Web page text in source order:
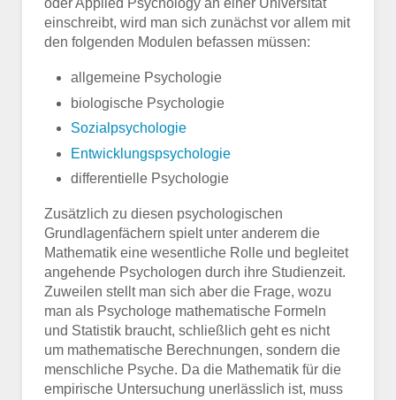
oder Applied Psychology an einer Universität
einschreibt, wird man sich zunächst vor allem mit
den folgenden Modulen befassen müssen:
allgemeine Psychologie
biologische Psychologie
Sozialpsychologie
Entwicklungspsychologie
differentielle Psychologie
Zusätzlich zu diesen psychologischen
Grundlagenfächern spielt unter anderem die
Mathematik eine wesentliche Rolle und begleitet
angehende Psychologen durch ihre Studienzeit.
Zuweilen stellt man sich aber die Frage, wozu
man als Psychologe mathematische Formeln
und Statistik braucht, schließlich geht es nicht
um mathematische Berechnungen, sondern die
menschliche Psyche. Da die Mathematik für die
empirische Untersuchung unerlässlich ist, muss